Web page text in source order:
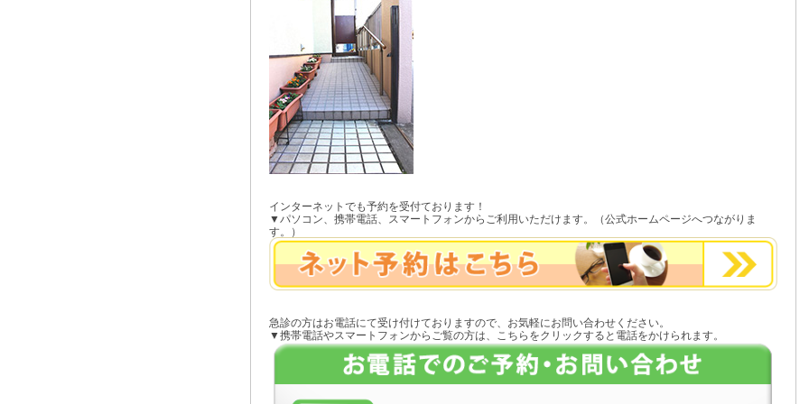
インターネットでも予約を受付ております！
▼パソコン、携帯電話、スマートフォンからご利用いただけます。（公式ホームページへつながりま
す。）
急診の方はお電話にて受け付けておりますので、お気軽にお問い合わせください。
▼携帯電話やスマートフォンからご覧の方は、こちらをクリックすると電話をかけられます。